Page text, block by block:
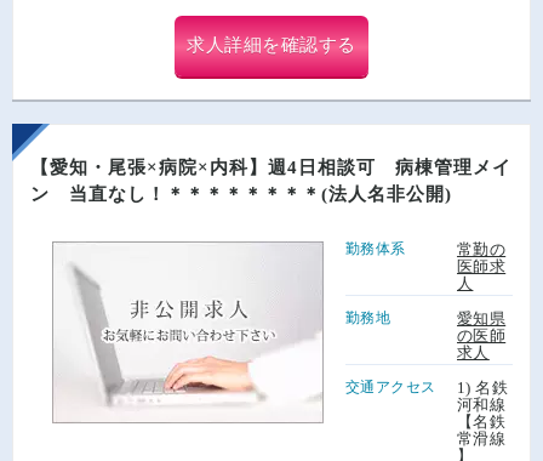
求人詳細を確認する
【愛知・尾張×病院×内科】週4日相談可 病棟管理メイ
ン 当直なし！＊＊＊＊＊＊＊＊(法人名非公開)
勤務体系
常勤の
医師求
人
勤務地
愛知県
の医師
求人
交通アクセス
1) 名鉄
河和線
【名鉄
常滑線
】